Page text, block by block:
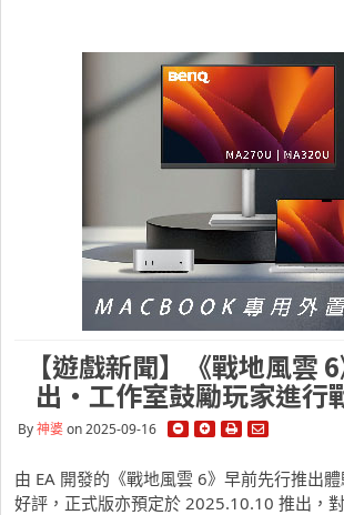
【遊戲新聞】《戰地風雲
出・工作室鼓勵玩家進行
By神婆on 2025-09-16
由 EA 開發的《戰地風雲 6》早前先行推出
好評，正式版亦預定於 2025.10.10 推出，